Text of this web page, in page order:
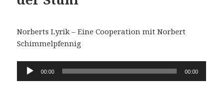
Norberts Lyrik – Eine Cooperation mit Norbert
Schimmelpfennig
Audio-
00:00 00:00